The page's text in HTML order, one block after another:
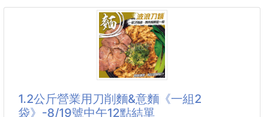
包身帶有不誇張的細緻光澤，視覺上
食品級304不鏽鋼，一塊抵多塊！
😱 你家的砧板是不是也有這些問題？
❌ 木砧板刀痕越切越深，藏污納垢
❌ 塑膠砧板越切越掉屑，吃進肚子超擔心
1.2公斤營業用刀削麵&意麵《一組2
袋》-8/19號中午12點結單